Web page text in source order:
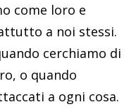
come loro e
a noi stessi.
cerchiamo di
o quando
a ogni cosa.